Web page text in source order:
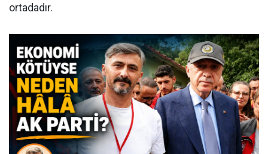
ortadadır.